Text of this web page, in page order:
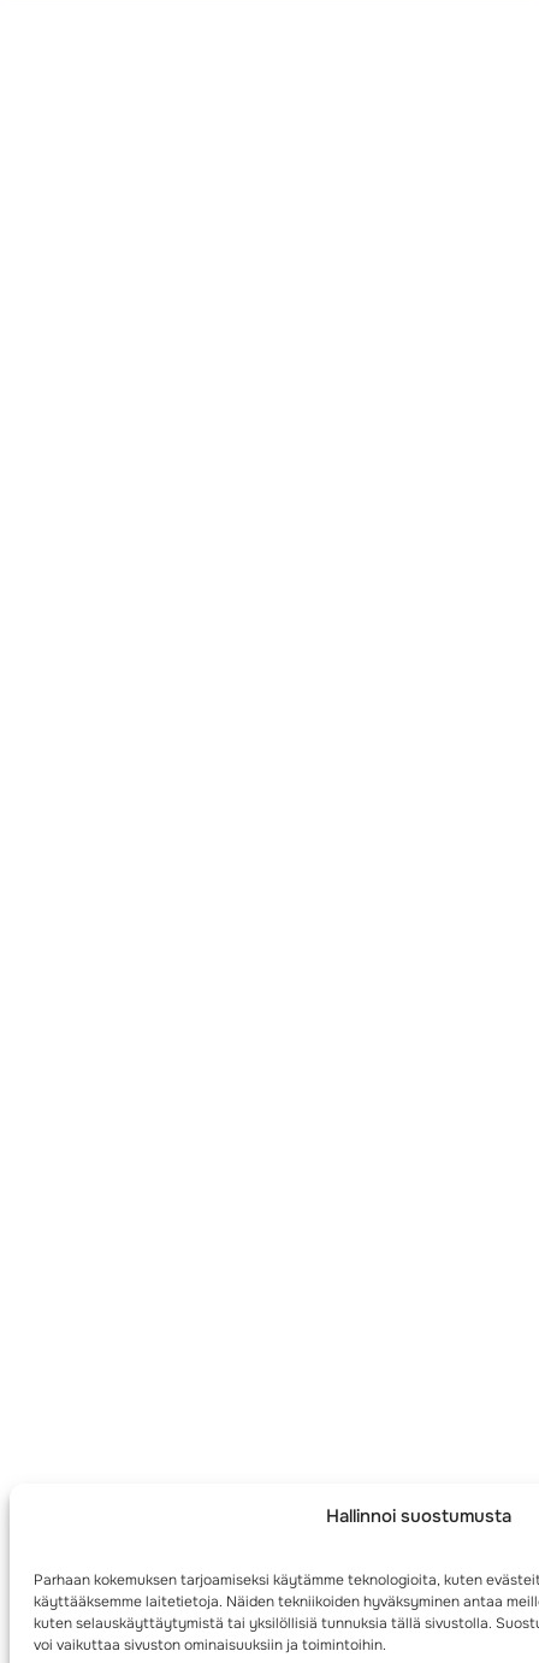
Hallinnoi suostumusta
Parhaan kokemuksen tarjoamiseksi käytämme teknologioita, kuten
käyttääksemme laitetietoja. Näiden tekniikoiden hyväksyminen antaa
kuten selauskäyttäytymistä tai yksilöllisiä tunnuksia tällä sivustolla.
voi vaikuttaa sivuston ominaisuuksiin ja toimintoihin.